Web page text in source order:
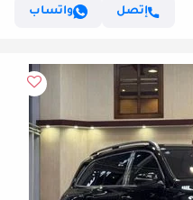
إتصل واتساب